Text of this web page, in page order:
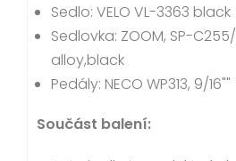
Sedlo: VELO VL-3363 black
Sedlovka: ZOOM, SP-
alloy,black
Pedály: NECO WP313, 9/16""
Součást balení: